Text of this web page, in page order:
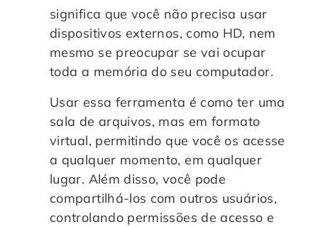
significa que você não precisa usar
dispositivos externos, como HD, nem
mesmo se preocupar se vai ocupar
toda a memória do seu computador.
Usar essa ferramenta é como ter uma
sala de arquivos, mas em formato
virtual, permitindo que você os acesse
a qualquer momento, em qualquer
lugar. Além disso, você pode
compartilhá-los com outros usuários,
controlando permissões de acesso e